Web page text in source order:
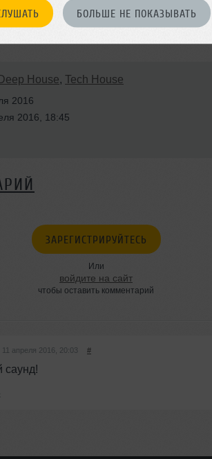
БОЛЬШЕ НЕ ПОКАЗЫВАТЬ
6 155 MB,
(в 1 плейлисте)
Deep House, Tech House
2016
2016, 18:45
ЗАРЕГИСТРИРУЙТЕСЬ
Или
войдите на сайт
чтобы оставить комментарий
11 апреля 2016, 20:03 #
саунд!